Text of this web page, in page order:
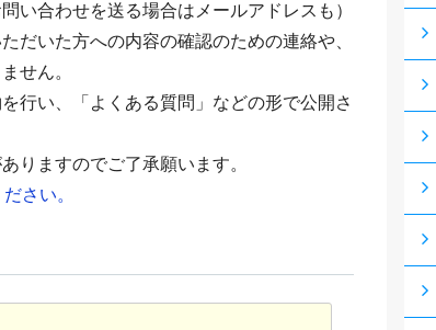
い合わせを送る場合はメールアドレスも）
だいた方への内容の確認のための連絡や、
せん。
行い、「よくある質問」などの形で公開さ
りますのでご了承願います。
さい。